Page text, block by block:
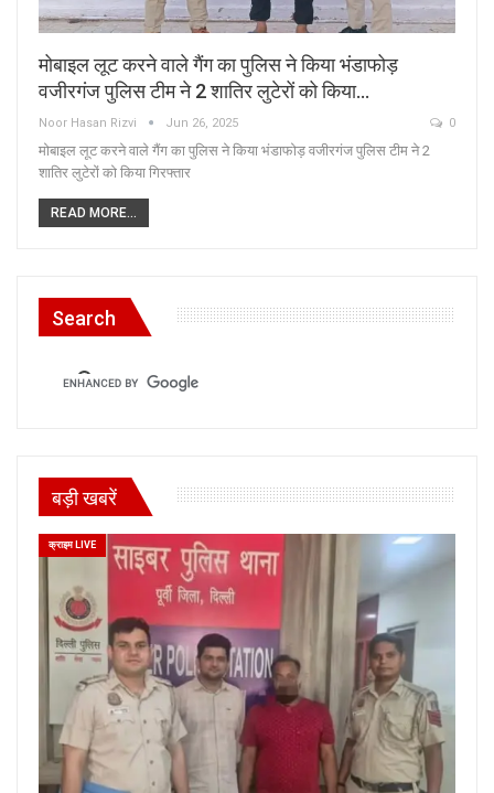
मोबाइल लूट करने वाले गैंग का पुलिस ने किया भंडाफोड़
वजीरगंज पुलिस टीम ने 2 शातिर लुटेरों को किया…
Noor Hasan Rizvi Jun 26, 2025 0
मोबाइल लूट करने वाले गैंग का पुलिस ने किया भंडाफोड़ वजीरगंज पुलिस टीम ने 2
शातिर लुटेरों को किया गिरफ्तार
READ MORE...
Search
बड़ी खबरें
क्राइम LIVE